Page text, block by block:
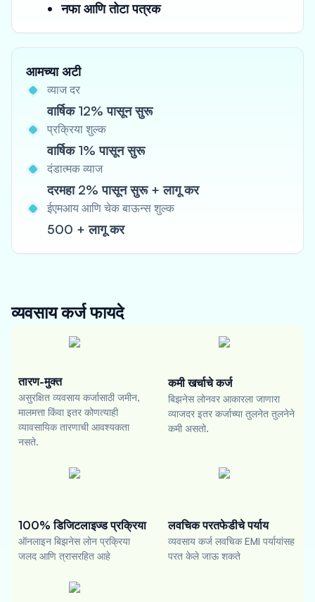
नफा आणि तोटा पत्रक
आमच्या अटी
व्याज दर
वार्षिक 12% पासून सुरू
प्रक्रिया शुल्क
वार्षिक 1% पासून सुरू
दंडात्मक व्याज
दरमहा 2% पासून सुरू + लागू कर
ईएमआय आणि चेक बाऊन्स शुल्क
500 + लागू कर
व्यवसाय कर्जफायदे
तारण-मुक्त
असुरक्षित व्यवसाय कर्जासाठी जमीन,
मालमत्ता किंवा इतर कोणत्याही
व्यावसायिक तारणाची आवश्यकता
नसते.
कमी खर्चाचे कर्ज
बिझनेस लोनवर आकारला जाणारा
व्याजदर इतर कर्जाच्या तुलनेत तुलनेने
कमी असतो.
100% डिजिटलाइज्ड प्रक्रिया
ऑनलाइन बिझनेस लोन प्रक्रिया
जलद आणि त्रासरहित आहे
लवचिक परतफेडीचे पर्याय
व्यवसाय कर्ज लवचिक EMI पर्यायांसह
परत केले जाऊ शकते